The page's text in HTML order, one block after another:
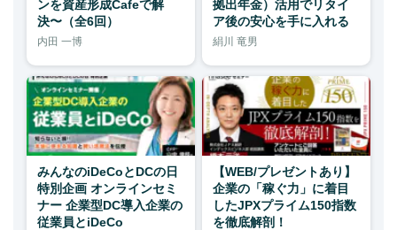
ンを資産形成Cafeで解
決〜（全6回）
内田 一博
拠出年金）活用でリタイ
ア後の安心を手に入れる
絹川 竜男
みんなのiDeCoとDCの日
特別企画 オンラインセミ
ナー 企業型DC導入企業の
従業員とiDeCo
【WEB/プレゼントあり】
企業の「稼ぐ力」に着目
したJPXプライム150指数
を徹底解剖！